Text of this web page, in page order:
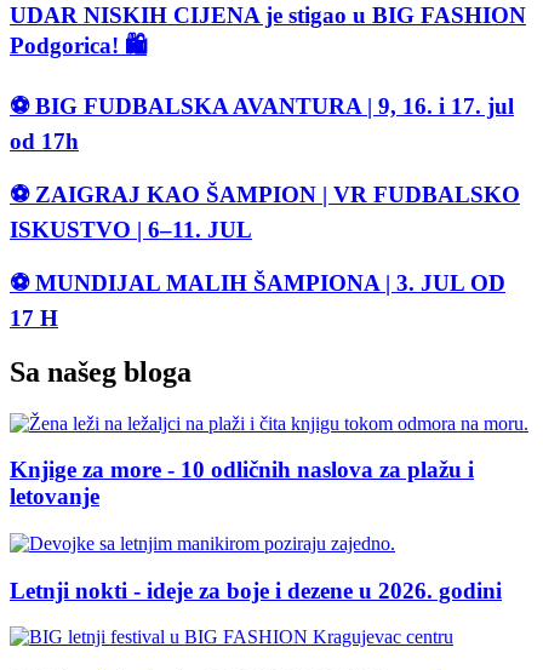
UDAR NISKIH CIJENA je stigao u BIG FASHION
Podgorica! 🛍️
⚽ BIG FUDBALSKA AVANTURA | 9, 16. i 17. jul
od 17h
⚽ ZAIGRAJ KAO ŠAMPION | VR FUDBALSKO
ISKUSTVO | 6–11. JUL
⚽ MUNDIJAL MALIH ŠAMPIONA | 3. JUL OD
17 H
Sa našeg bloga
Knjige za more - 10 odličnih naslova za plažu i
letovanje
Letnji nokti - ideje za boje i dezene u 2026. godini